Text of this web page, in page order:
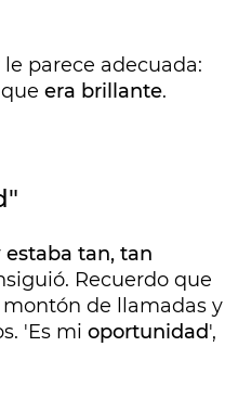
parece adecuada:
era brillante.
estaba tan, tan
Recuerdo que
de llamadas y
'Es mi oportunidad',